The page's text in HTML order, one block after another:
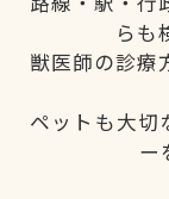
らも
獣医師の診療
ペットも大切
ー